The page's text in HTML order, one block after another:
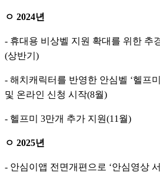
ㅇ 2024년
- 휴대용 비상벨 지원 확대를 위한 추
(상반기)
- 해치캐릭터를 반영한 안심벨 ‘헬프
및 온라인 신청 시작(8월)
- 헬프미 3만개 추가 지원(11월)
ㅇ 2025년
- 안심이앱 전면개편으로 ‘안심영상